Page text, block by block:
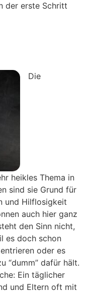
der erste Schritt
Die
heikles Thema in
sind sie Grund für
und Hilflosigkeit
auch hier ganz
den Sinn nicht,
es doch schon
oder es
“dumm” dafür hält.
Ein täglicher
und Eltern oft mit